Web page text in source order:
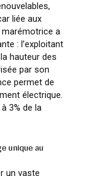
liée aux
marémotrice a
: l’exploitant
hauteur des
par son
permet de
électrique.
3% de la
unique au
un vaste